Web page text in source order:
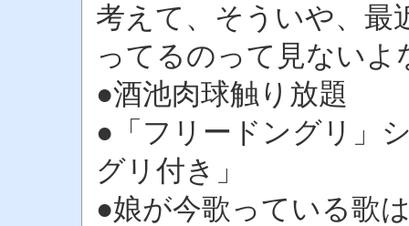
考えて、そういや、最
ってるのって見ないよ
●酒池肉球触り放題
●「フリードングリ」
グリ付き」
●娘が今歌っている歌